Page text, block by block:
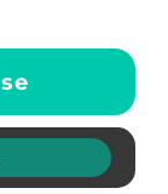
se